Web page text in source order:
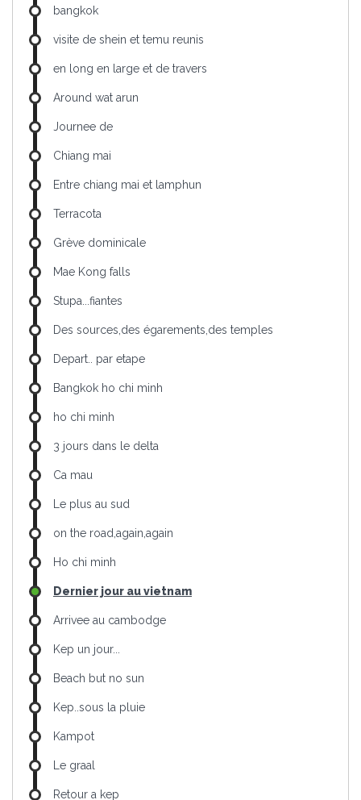
bangkok
visite de shein et temu reunis
en long en large et de travers
Around wat arun
Journee de
Chiang mai
Entre chiang mai et lamphun
Terracota
Grève dominicale
Mae Kong falls
Stupa...fiantes
Des sources,des égarements,des temples
Depart.. par etape
Bangkok ho chi minh
ho chi minh
3 jours dans le delta
Ca mau
Le plus au sud
on the road,again,again
Ho chi minh
Dernier jour au vietnam
Arrivee au cambodge
Kep un jour...
Beach but no sun
Kep..sous la pluie
Kampot
Le graal
Retour a kep